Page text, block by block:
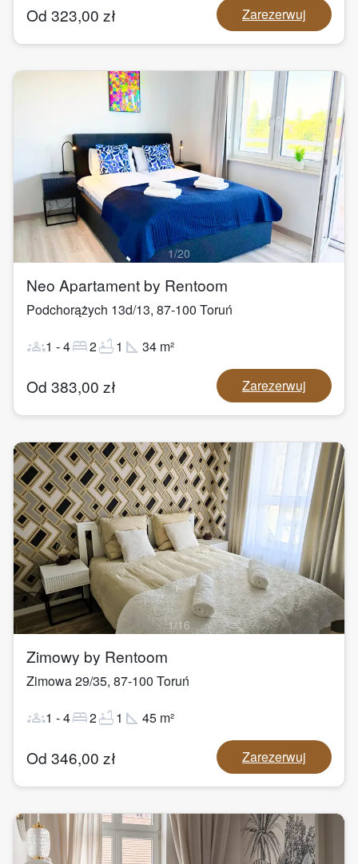
Od 323,00 zł Zarezerwuj
1/20
Neo Apartament by Rentoom
Podchorążych 13d/13, 87-100 Toruń
groups1 -4bed2bathtub1 square_foot 34 m²
Od 383,00 zł Zarezerwuj
1/16
Zimowy by Rentoom
Zimowa 29/35, 87-100 Toruń
groups1 -4bed2bathtub1 square_foot 45 m²
Od 346,00 zł Zarezerwuj